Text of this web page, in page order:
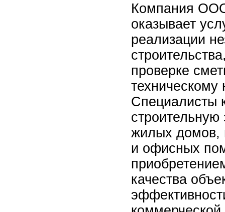
Компания
оказывает
реализации
проверке
техническому
Специалисты
строительную
жилых домов,
и офисных
качества